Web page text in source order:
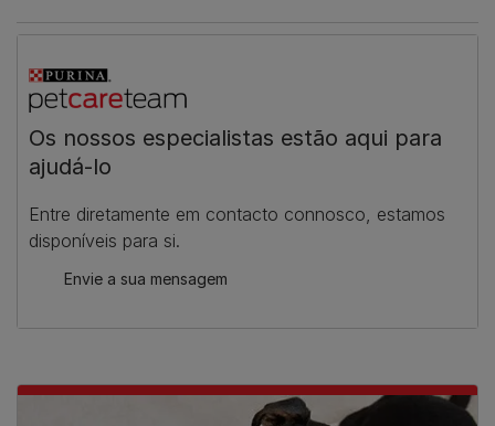
Os nossos especialistas estão aqui para
ajudá-lo
Entre diretamente em contacto connosco, estamos
disponíveis para si.
Envie a sua mensagem